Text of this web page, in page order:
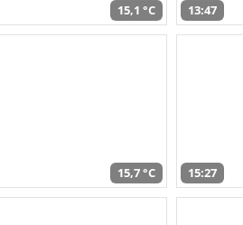
15,1 °C 13:47
15,7 °C 15:27